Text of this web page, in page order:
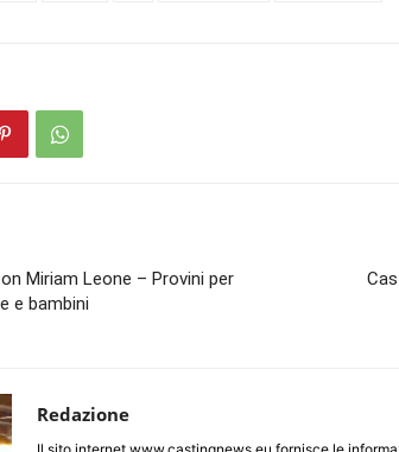
Miriam Leone – Provini per
e bambini
Redazione